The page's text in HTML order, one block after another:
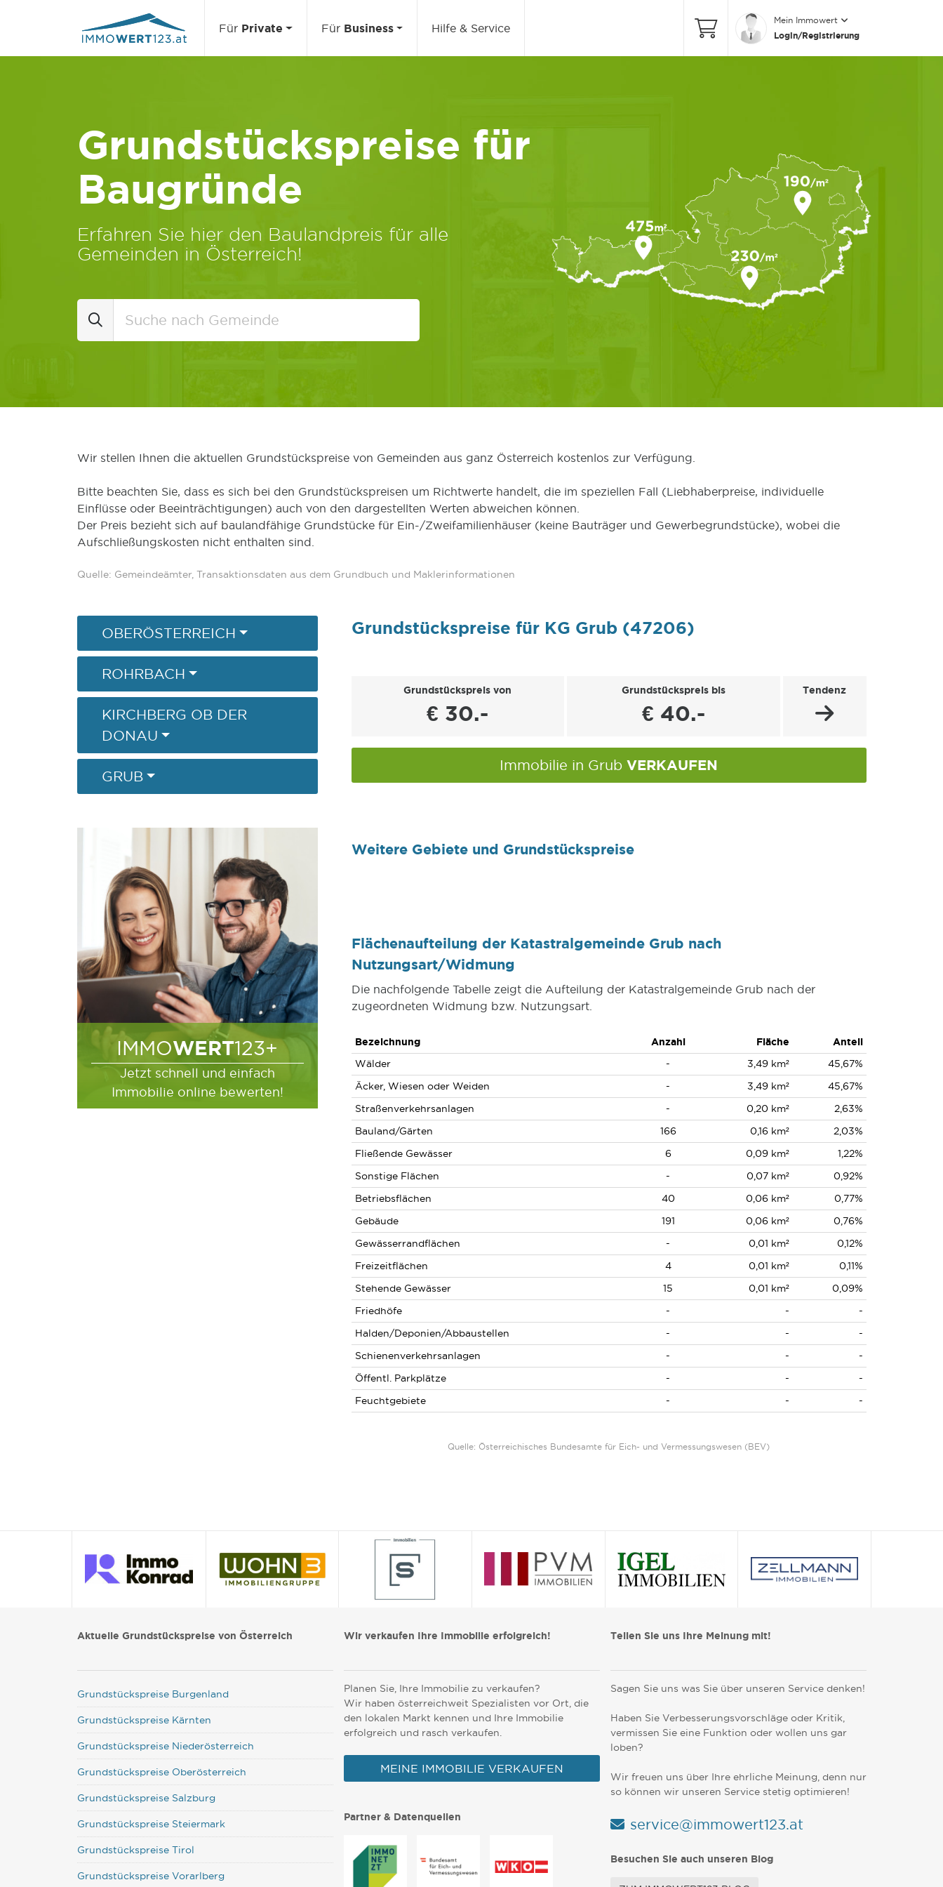
Für Private Für Business Hilfe & Service
Mein Immowert
Login/Registrierung
Grundstückspreise für
Baugründe
Erfahren Sie hier den Baulandpreis für alle
Gemeinden in Österreich!
Wir stellen Ihnen die aktuellen Grundstückspreise von Gemeinden aus ganz Österreich kostenlos zur Verfügung.
Bitte beachten Sie, dass es sich bei den Grundstückspreisen um Richtwerte handelt, die im speziellen Fall (Liebhaberpreise, individuelle
Einflüsse oder Beeinträchtigungen) auch von den dargestellten Werten abweichen können.
Der Preis bezieht sich auf baulandfähige Grundstücke für Ein-/Zweifamilienhäuser (keine Bauträger und Gewerbegrundstücke), wobei die
Aufschließungskosten nicht enthalten sind.
Quelle: Gemeindeämter, Transaktionsdaten aus dem Grundbuch und Maklerinformationen
OBERÖSTERREICH
ROHRBACH
KIRCHBERG OB DER
DONAU
GRUB
IMMOWERT123+
Jetzt schnell und einfach
Immobilie online bewerten!
Grundstückspreise für KG Grub (47206)
Grundstückspreis von
€ 30.-
Grundstückspreis bis
€ 40.-
Tendenz
Immobilie in Grub VERKAUFEN
Weitere Gebiete und Grundstückspreise
Flächenaufteilung der Katastralgemeinde Grub nach
Nutzungsart/Widmung
Die nachfolgende Tabelle zeigt die Aufteilung der Katastralgemeinde Grub nach der
zugeordneten Widmung bzw. Nutzungsart.
Bezeichnung Anzahl Fläche
Anteil
Wälder
- 3,49 km²
45,67%
Äcker, Wiesen oder Weiden
- 3,49 km²
45,67%
Straßenverkehrsanlagen
- 0,20 km²
2,63%
Bauland/Gärten
166 0,16 km²
2,03%
Fließende Gewässer
6 0,09 km²
1,22%
Sonstige Flächen
- 0,07 km²
0,92%
Betriebsflächen
40 0,06 km²
0,77%
Gebäude
191 0,06 km²
0,76%
Gewässerrandflächen
- 0,01 km²
0,12%
Freizeitflächen
4 0,01 km²
0,11%
Stehende Gewässer
15 0,01 km²
0,09%
Friedhöfe
- -
-
Halden/Deponien/Abbaustellen
- -
-
Schienenverkehrsanlagen
- -
-
Öffentl. Parkplätze
- -
-
Feuchtgebiete
- - -
Quelle: Österreichisches Bundesamte für Eich- und Vermessungswesen (BEV)
Aktuelle Grundstückspreise von Österreich
Grundstückspreise Burgenland
Grundstückspreise Kärnten
Grundstückspreise Niederösterreich
Grundstückspreise Oberösterreich
Grundstückspreise Salzburg
Grundstückspreise Steiermark
Grundstückspreise Tirol
Grundstückspreise Vorarlberg
Wir verkaufen Ihre Immobilie erfolgreich!
Planen Sie, Ihre Immobilie zu verkaufen?
Wir haben österreichweit Spezialisten vor Ort, die
den lokalen Markt kennen und Ihre Immobilie
erfolgreich und rasch verkaufen.
MEINE IMMOBILIE VERKAUFEN
Partner & Datenquellen
Teilen Sie uns Ihre Meinung mit!
Sagen Sie uns was Sie über unseren Service denken!
Haben Sie Verbesserungsvorschläge oder Kritik,
vermissen Sie eine Funktion oder wollen uns gar
loben?
Wir freuen uns über Ihre ehrliche Meinung, denn nur
so können wir unseren Service stetig optimieren!
service@immowert123.at
Besuchen Sie auch unseren Blog